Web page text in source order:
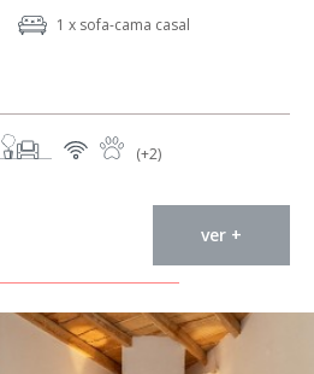
1 x sofa-cama casal
(+2)
ver +